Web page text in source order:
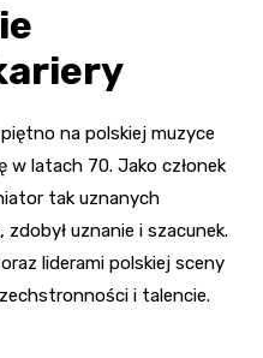
na polskiej muzyce
w latach 70. Jako członek
tak uznanych
uznanie i szacunek.
liderami polskiej sceny
i talencie.